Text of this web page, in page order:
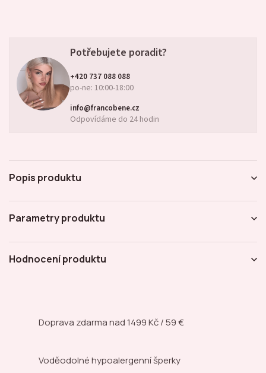
Potřebujete poradit?
+420 737 088 088
po-ne: 10:00-18:00
info@francobene.cz
Odpovídáme do 24 hodin
Popis produktu
Parametry produktu
Hodnocení produktu
Doprava zdarma nad1499 Kč / 59 €
Voděodolné hypoalergenní šperky